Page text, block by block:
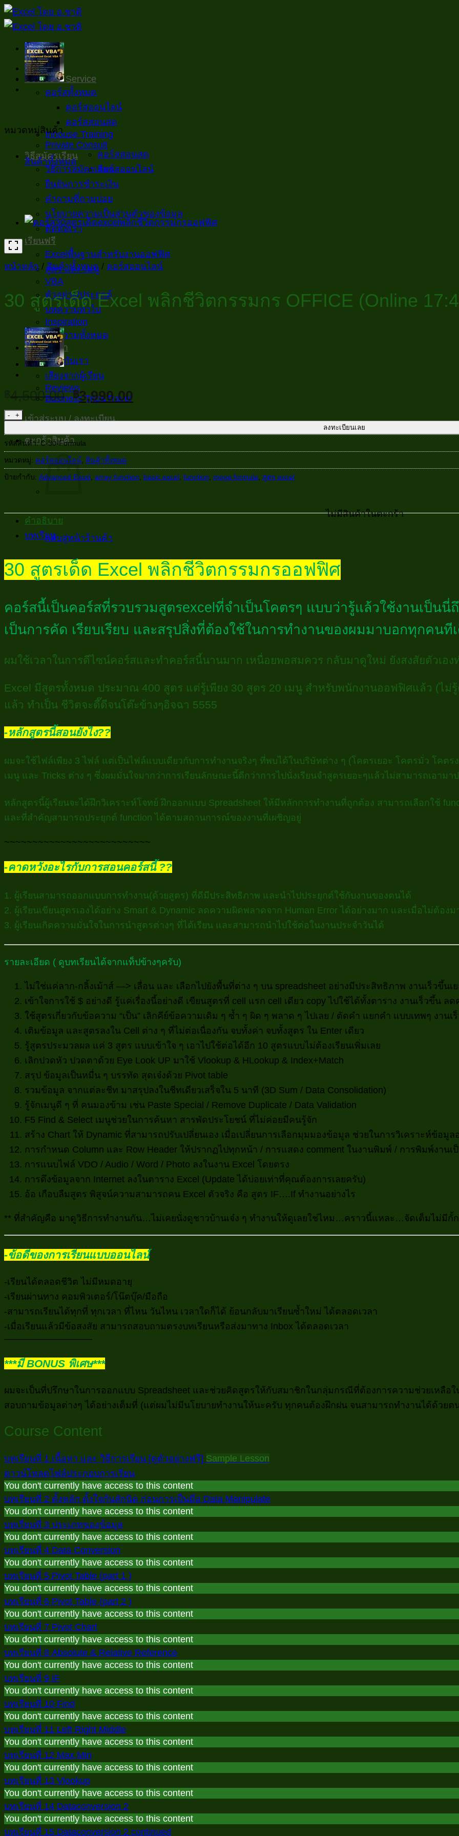
ข้าม
ไป
เนื้อหา
หน้าหลัก
Course & Service
คอร์สทั้งหมด
คอร์สออนไลน์
คอร์สสอนสด
Inhouse Training
Private Consult
วิธีสมัครเรียน
วิธีการสมัครเรียน
ยืนยันการชำระเงิน
คำถามที่ถามบ่อย
นโยบายความเป็นส่วนตัวของข้อมูล
ติดต่อเรา
เรียนฟรี
Excelพื้นฐานสำหรับงานออฟฟิศ
สูตร และ เมนู
VBA
ตัวอย่าง/ประยุกต์
บทความทั่วไป
Inspiration
บทความทั้งหมด
เกี่ยวกับเรา
เกี่ยวกับเรา
เสียงจากผู้เรียน
Reviews
Business Trip&Travel
เข้าสู่ระบบ / ลงทะเบียน
ตะกร้าสินค้า
ไม่มีสินค้าในตะกร้า
กลับสู่หน้าร้านค้า
หมวดหมู่สินค้า
สินค้าทั้งหมด
คอร์สสอนสด
คอร์สออนไลน์
หน้าหลัก / สินค้าทั้งหมด / คอร์สออนไลน์
30 สูตรเด็ด Excel พลิกชีวิตกรรมกร OFFICE (Online
4,500.00 Original
price
was:
฿4,500.00.
฿3,990.00
is:
฿3,990.00.
จำนวน 30 สูตรเด็ด Excel พลิกชีวิตกรรมกร OFFICE (Online 17:45 ชั่วโมง / 44 คลิป) ชิ้น
ลงทะเบียนเลย
รหัสสินค้า:C-30-Formula
หมวดหมู่: คอร์สออนไลน์ สินค้าทั้งหมด
ป้ายกำกับ: Advanced Excel array function basic excel function mega formula สูตร excel
คำอธิบาย
บทเรียน
30 สูตรเด็ด Excel พลิกชีวิตกรรมกรออฟฟิศ
คอร์สนี้เป็นคอร์สที่รวบรวมสูตรexcelที่จำเป็นโคตรๆ แบบว่ารู้แล้วใช้งานเป็นนี่
เป็นการคัด เรียบเรียบ และสรุปสิ่งที่ต้องใช้ในการทำงานของผมมาบอกทุกคนที
ผมใช้เวลาในการดีไซน์คอร์สและทำคอร์สนี้นานมาก เหนื่อยพอสมควร กลับมาดูใหม่ ยังสงสัยตัวเอง
Excel มีสูตรทั้งหมด ประมาณ 400 สูตร แต่รู้เพียง 30 สูตร 20 เมนู สำหรับพนักงานออฟฟิศแล้ว (ไม่
แล้ว ทำเป็น ชีวิตจะดี๊ดีจนโต๊ะข้างๆอิจฉา 5555
-หลักสูตรนี้สอนยังไง??
ผมจะใช้ไฟล์เพียง 3 ไฟล์ แต่เป็นไฟล์แบบเดียวกับการทำงานจริงๆ ที่พบได้ในบริษัทต่าง ๆ (โคตรเยอะ โคตรมั่ว โคตร
เมนู และ Tricks ต่าง ๆ ซึ่งผมมั่นใจมากว่าการเรียนลักษณะนี้ดีกว่าการไปนั่งเรียนจำสูตรเยอะๆแล้วไม่สามารถเอามาป
หลักสูตรนี้ผู้เรียนจะได้ฝึกวิเคราะห์โจทย์ ฝึกออกแบบ Spreadsheet ให้มีหลักการทำงานที่ถูกต้อง สามารถเลือกใช้
และที่สำคัญสามารถประยุกต์ function ได้ตามสถานการณ์ของงานที่เผชิญอยู่
~~~~~~~~~~~~~~~~~~~~~~~~~~
-คาดหวังอะไรกับการสอนคอร์สนี้ ??
1. ผู้เรียนสามารถออกแบบการทำงาน(ด้วยสูตร) ที่ดีมีประสิทธิภาพ และนำไปประยุกต์ใช้กับงานของตนได้
2. ผู้เรียนเขียนสูตรเองได้อย่าง Smart & Dynamic ลดความผิดพลาดจาก Human Error ได้อย่างมาก และเมื่อไม่ต้
3. ผู้เรียนเกิดความมั่นใจในการนำสูตรต่างๆ ที่ได้เรียน และสามารถนำไปใช้ต่อในงานประจำวันได้
รายละเอียด ( ดูบทเรียนได้จากแท็ปข้างๆครับ)
ไม่ใช่แค่ลาก-กลิ้งเม้าส์ —> เลื่อน และ เลือกไปยังพื้นที่ต่าง ๆ บน spreadsheet อย่างมีประสิทธิภาพ งานเร็วขึ้นเย
เข้าใจการใช้ $ อย่างดี รู้แค่เรื่องนี้อย่างดี เขียนสูตรที่ cell แรก cell เดียว copy ไปใช้ได้ทั้งตาราง งานเร็วขึ้น ลด
ใช้สูตรเกี่ยวกับข้อความ “เป็น” เลิกคีย์ข้อความเดิม ๆ ซ้ำ ๆ ผิด ๆ พลาด ๆ ไปเลย / ตัดคำ แยกคำ แบบเทพๆ งานเ
เติมข้อมูล และสูตรลงใน Cell ต่าง ๆ ที่ไม่ต่อเนื่องกัน จบทั้งค่า จบทั้งสูตร ใน Enter เดียว
รู้สูตรประมวลผล แค่ 3 สูตร แบบเข้าใจ ๆ เอาไปใช้ต่อได้อีก 10 สูตรแบบไม่ต้องเรียนเพิ่มเลย
เลิกปวดหัว ปวดตาด้วย Eye Look UP มาใช้ Vlookup & HLookup & Index+Match
สรุป ข้อมูลเป็นหมื่น ๆ บรรทัด สุดเจ๋งด้วย Pivot table
รวมข้อมูล จากแต่ละชีท มาสรุปลงในชีทเดียวเสร็จใน 5 นาที (3D Sum / Data Consolidation)
รู้จักเมนูดี ๆ ที่ คนมองข้าม เช่น Paste Special / Remove Duplicate / Data Validation
F5 Find & Select เมนูช่วยในการค้นหา สารพัดประโยชน์ ที่ไม่ค่อยมีคนรู้จัก
สร้าง Chart ให้ Dynamic ที่สามารถปรับเปลี่ยนเอง เมื่อเปลี่ยนการเลือกมุมมองข้อมูล ช่วยในการวิเคราะห์ข้อมู
การกำหนด Column และ Row Header ให้ปรากฏไปทุกหน้า / การแสดง comment ในงานพิมพ์ / การพิมพ์งานเป็
การแนบไฟล์ VDO / Audio / Word / Photo ลงในงาน Excel โดยตรง
การดึงข้อมูลจาก Internet ลงในตาราง Excel (Update ได้บ่อยเท่าที่คุณต้องการเลยครับ)
อ้อ เกือบลืมสูตร พิสูจน์ความสามารถคน Excel ตัวจริง คือ สูตร IF….If ทำงานอย่างไร
** ที่สำคัญคือ มาดูวิธีการทำงานกัน…ไม่เคยนั่งดูชาวบ้านเจ๋ง ๆ ทำงานให้ดูเลยใช่ไหม…คราวนี้แหละ…จัดเต็มไม่มีกั้
-ข้อดีของการเรียนแบบออนไลน์
-เรียนได้ตลอดชีวิต ไม่มีหมดอายุ
-เรียนผ่านทาง คอมพิวเตอร์/โน๊ตบุ๊ค/มือถือ
-สามารถเรียนได้ทุกที่ ทุกเวลา ที่ไหน วันไหน เวลาใดก็ได้ ย้อนกลับมาเรียนซ้ำใหม่ ได้ตลอดเวลา
-เมื่อเรียนแล้วมีข้อสงสัย สามารถสอบถามตรงบทเรียนหรือส่งมาทาง Inbox ได้ตลอดเวลา
—————————–
***มี BONUS พิเศษ***
ผมจะเป็นที่ปรึกษาในการออกแบบ Spreadsheet และช่วยคิดสูตรให้กับสมาชิกในกลุ่มกรณีที่ต้องการความช่วยเหลือ
สอบถามข้อมูลต่างๆ ได้อย่างเต็มที่ (แต่ผมไม่มีนโยบายทำงานให้นะครับ ทุกคนต้องฝึกฝน จนสามารถทำงานได้ด้วยต
Course Content
บทเรียนที่ 1 เนื้อหา และ วิธีการเรียน [ดูตัวอย่างฟรี] Sample Lesson
ดาวน์โหลดไฟล์ประกอบการเรียน
You don't currently have access to this content
บทเรียนที่ 2 ตั้งหลัก ตั้งใจกันสักนิด ก่อนการเป็นมือ Data Manipulate
You don't currently have access to this content
บทเรียนที่ 3 ประเภทของข้อมูล
You don't currently have access to this content
บทเรียนที่ 4 Data Conversion
You don't currently have access to this content
บทเรียนที่ 5 Pivot Table (part 1 )
You don't currently have access to this content
บทเรียนที่ 6 Pivot Table (part 2 )
You don't currently have access to this content
บทเรียนที่ 7 Pivot Chart
You don't currently have access to this content
บทเรียนที่ 8 Absolute & Relative Reference
You don't currently have access to this content
บทเรียนที่ 9 IF
You don't currently have access to this content
บทเรียนที่ 10 Find
You don't currently have access to this content
บทเรียนที่ 11 Left Right Middle
You don't currently have access to this content
บทเรียนที่ 12 Max,Min
You don't currently have access to this content
บทเรียนที่ 13 Vlookup
You don't currently have access to this content
บทเรียนที่ 14 Dataconversion 2
You don't currently have access to this content
บทเรียนที่ 15 Dataconversion 2 continued